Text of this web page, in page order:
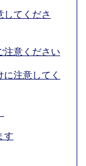
てくださ
注意ください
注意してく
す